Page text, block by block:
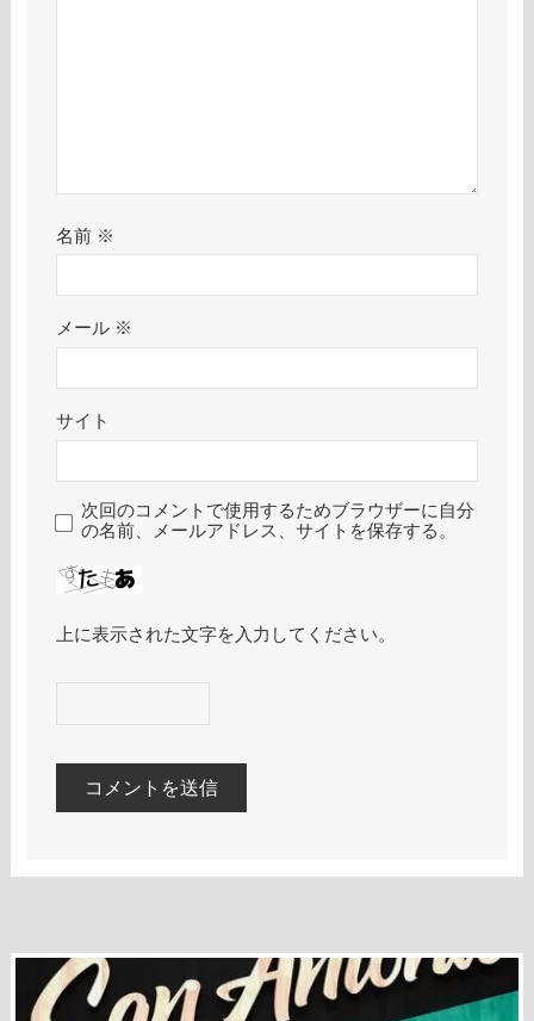
名前 ※
メール ※
サイト
次回のコメントで使用するためブラウザーに自分
の名前、メールアドレス、サイトを保存する。
上に表示された文字を入力してください。